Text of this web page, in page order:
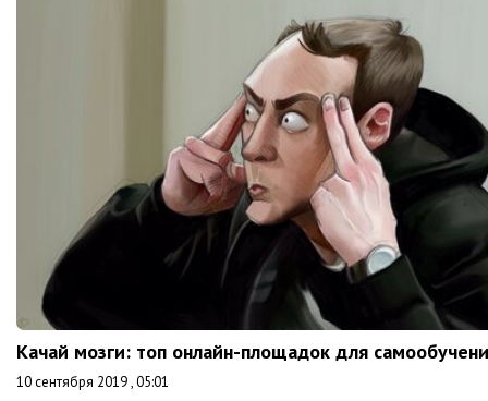
Качай мозги: топ онлайн-площадок для
10 сентября 2019 , 05:01